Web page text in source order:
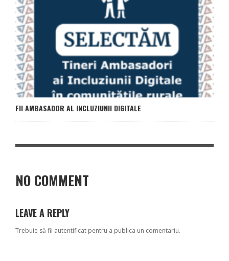
FII AMBASADOR AL INCLUZIUNII DIGITALE
NO COMMENT
LEAVE A REPLY
Trebuie să fii autentificat pentru a publica un comentariu.